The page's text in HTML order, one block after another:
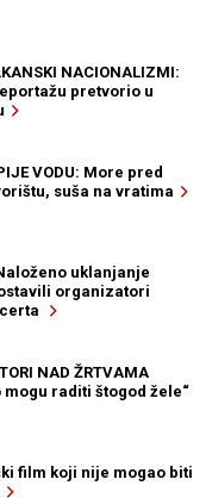
NACIONALIZMI:
pretvorio u
VODU: More pred
suša na vratima
uklanjanje
organizatori
NAD ŽRTVAMA
mogu raditi štogod žele“
film koji nije mogao biti